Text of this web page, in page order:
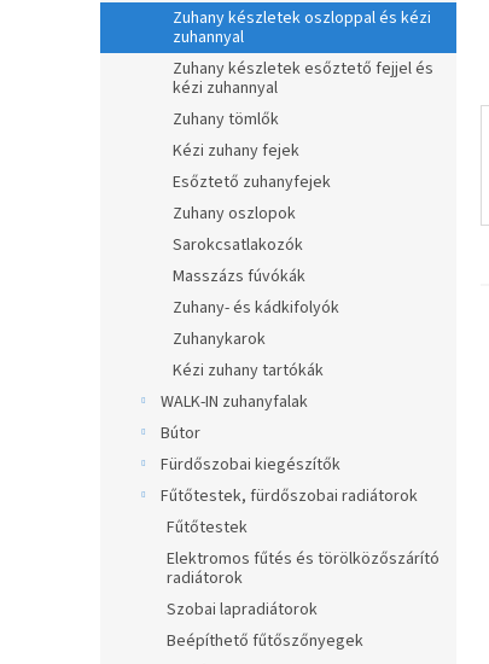
Zuhany készletek oszloppal és kézi
zuhannyal
Zuhany készletek esőztető fejjel és
kézi zuhannyal
Zuhany tömlők
Kézi zuhany fejek
Esőztető zuhanyfejek
Zuhany oszlopok
Sarokcsatlakozók
Masszázs fúvókák
Zuhany- és kádkifolyók
Zuhanykarok
Kézi zuhany tartókák
WALK-IN zuhanyfalak
Bútor
Fürdőszobai kiegészítők
Fűtőtestek, fürdőszobai radiátorok
Fűtőtestek
Elektromos fűtés és törölközőszárító
radiátorok
Szobai lapradiátorok
Beépíthető fűtőszőnyegek